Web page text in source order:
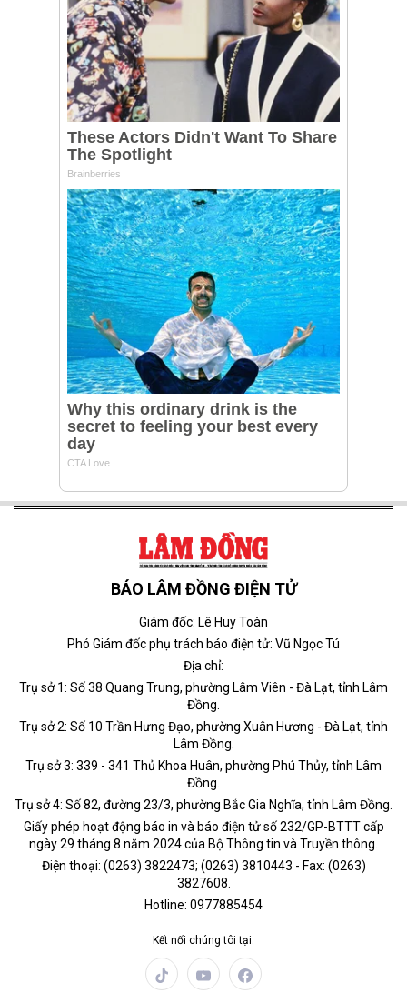
BÁO LÂM ĐỒNG ĐIỆN TỬ
Giám đốc: Lê Huy Toàn
Phó Giám đốc phụ trách báo điện tử: Vũ Ngọc Tú
Địa chỉ:
Trụ sở 1: Số 38 Quang Trung, phường Lâm Viên - Đà Lạt, tỉnh Lâm
Đồng.
Trụ sở 2: Số 10 Trần Hưng Đạo, phường Xuân Hương - Đà Lạt, tỉnh
Lâm Đồng.
Trụ sở 3: 339 - 341 Thủ Khoa Huân, phường Phú Thủy, tỉnh Lâm
Đồng.
Trụ sở 4: Số 82, đường 23/3, phường Bắc Gia Nghĩa, tỉnh Lâm Đồng.
Giấy phép hoạt động báo in và báo điện tử số 232/GP-BTTT cấp
ngày 29 tháng 8 năm 2024 của Bộ Thông tin và Truyền thông.
Điện thoại: (0263) 3822473; (0263) 3810443 - Fax: (0263)
3827608.
Hotline: 0977885454
Kết nối chúng tôi tại: